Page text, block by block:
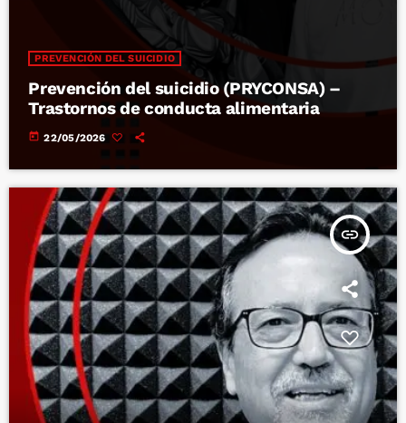
PREVENCIÓN DEL SUICIDIO
Prevención del suicidio (PRYCONSA) –
Trastornos de conducta alimentaria
today 22/05/2026
insert_link